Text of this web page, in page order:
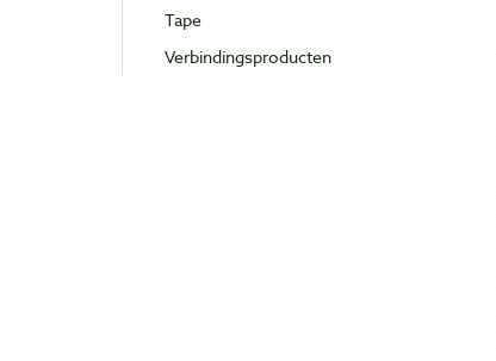
Tape
Verbindingsproducten